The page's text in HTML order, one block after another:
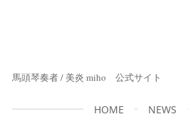
馬頭琴奏者 / 美炎 miho 公式サイト
HOME NEWS